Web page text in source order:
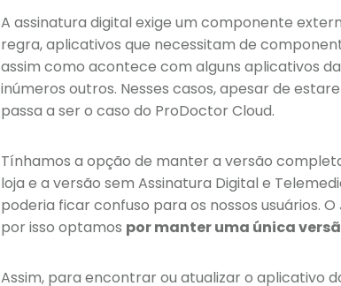
A assinatura digital exige um componente
regra, aplicativos que necessitam de
assim como acontece com alguns aplicativos
inúmeros outros. Nesses casos, apesar de
passa a ser o caso do ProDoctor Cloud.
Tínhamos a opção de manter a versão
loja e a versão sem Assinatura Digital e
poderia ficar confuso para os nossos usuários.
por isso optamos por manter uma única
Assim, para encontrar ou atualizar o aplicativo